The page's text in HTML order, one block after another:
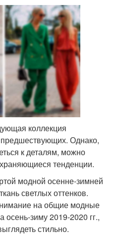
коллекция
предшествующих. Однако,
к деталям, можно
тенденции.
модной осенне-зимней
светлых оттенков.
на общие модные
зиму 2019-2020 гг.,
стильно.